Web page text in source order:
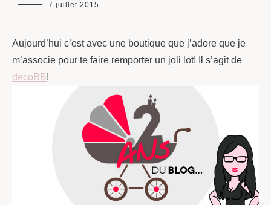
maman
7 juillet 2015
Aujourd’hui c’est avec une boutique que j’adore que je
m’associe pour te faire remporter un joli lot! Il s’agit de
decoBB!